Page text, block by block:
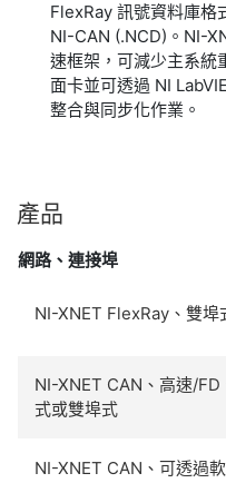
FlexRay 訊號資料庫格
NI-CAN (.NCD)。NI-
速框架，可減少主系統
面卡並可透過 NI
整合與同步化作業。
產品
網路、連接埠
NI-XNET FlexRay、雙埠
NI-XNET CAN、高速/FD
式或雙埠式
NI-XNET CAN、可透過